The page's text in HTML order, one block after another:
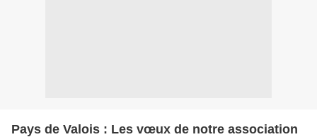
Pays de Valois : Les vœux de notre association